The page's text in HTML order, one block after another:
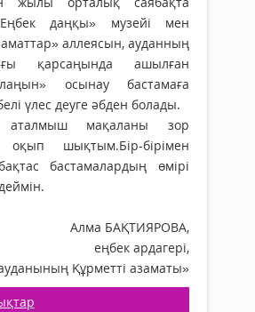
даңқы» музейі мен
аллеясын, ауданның
қарсаңында ашылған
осынау бастамаға
үлес деуге әбден болады.
аталмыш мақаланы зор
шықтым.Бір-бірімен
бастамалардың өмірі
Алма БАҚТИЯРОВА,
еңбек ардагері,
Құрметті азаматы»